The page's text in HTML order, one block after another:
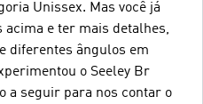
Unissex. Mas você já
acima e ter mais detalhes,
diferentes ângulos em
o Seeley Br
a seguir para nos contar o